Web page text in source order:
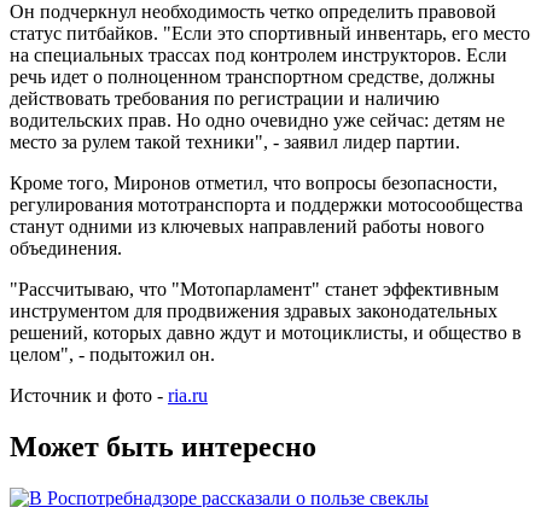
Он подчеркнул необходимость четко определить правовой
статус питбайков. "Если это спортивный инвентарь, его место
на специальных трассах под контролем инструкторов. Если
речь идет о полноценном транспортном средстве, должны
действовать требования по регистрации и наличию
водительских прав. Но одно очевидно уже сейчас: детям не
место за рулем такой техники", - заявил лидер партии.
Кроме того, Миронов отметил, что вопросы безопасности,
регулирования мототранспорта и поддержки мотосообщества
станут одними из ключевых направлений работы нового
объединения.
"Рассчитываю, что "Мотопарламент" станет эффективным
инструментом для продвижения здравых законодательных
решений, которых давно ждут и мотоциклисты, и общество в
целом", - подытожил он.
Источник и фото - ria.ru
Может быть интересно